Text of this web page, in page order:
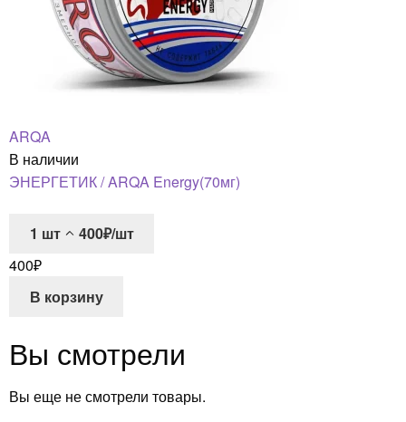
ARQA
В наличии
ЭНЕРГЕТИК / ARQA Energy(70мг)
1 шт
400₽/шт
400₽
В корзину
Вы смотрели
Вы еще не смотрели товары.